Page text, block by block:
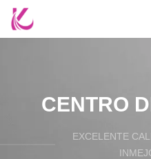
CENTRO
EXCELENTE